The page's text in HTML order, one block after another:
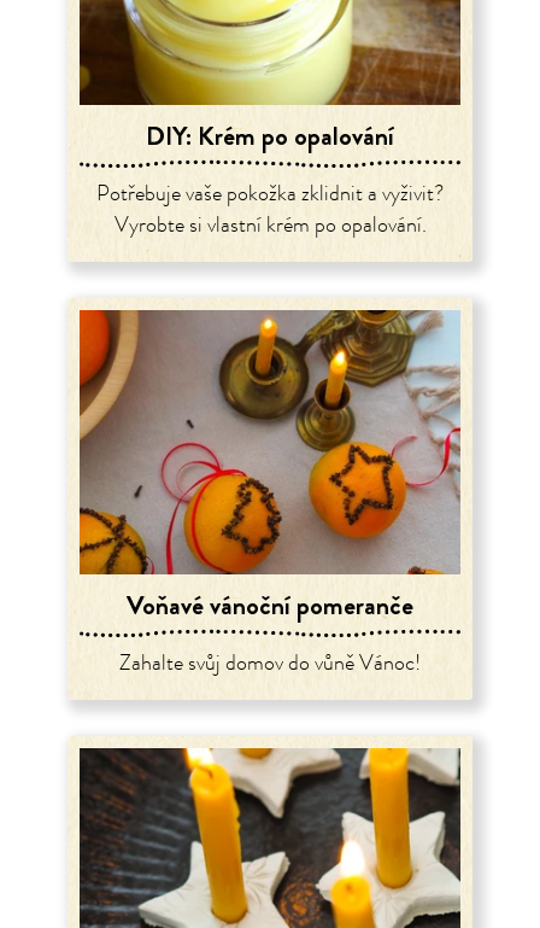
DIY: Krém po opalování
Potřebuje vaše pokožka zklidnit a vyživit?
Vyrobte si vlastní krém po opalování.
Voňavé vánoční pomeranče
Zahalte svůj domov do vůně Vánoc!